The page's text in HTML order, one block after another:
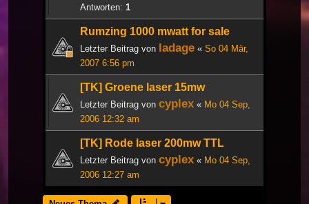
Antworten: 1
Rumzing 1000 mwatt for sale
Letzter Beitrag von ladage « So 04 Mär,
2007 6:56 pm
[TK] Groene laser 15mw
Letzter Beitrag von cyplex « Mo 04 Sep,
2006 12:32 am
[TK] Rode laser 200mw TTL
Letzter Beitrag von cyplex « Mo 04 Sep,
2006 12:27 am